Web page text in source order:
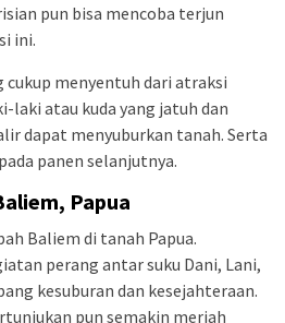
pun bisa mencoba terjun
ini.
cukup menyentuh dari atraksi
laki atau kuda yang jatuh dan
dapat menyuburkan tanah. Serta
panen selanjutnya.
Papua
Baliem di tanah Papua.
perang antar suku Dani, Lani,
kesuburan dan kesejahteraan.
pun semakin meriah